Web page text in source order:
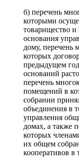
б) перечень
которыми
товарищество и
основания
дому, перечень
которых
предыдущем
оснований
перечень
помещений в
собрании
объединения в
управления
домах, а также
которых
их общем
кооперативов в